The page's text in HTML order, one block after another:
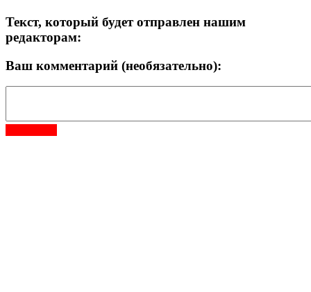
Текст, который будет отправлен нашим
редакторам:
Ваш комментарий (необязательно):